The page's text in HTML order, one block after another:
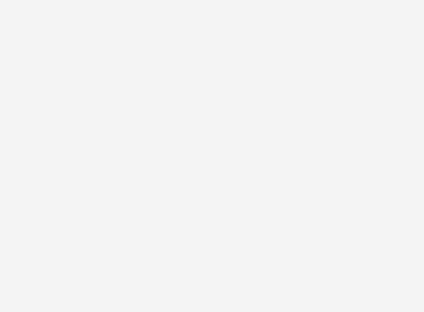
de comunicació per subjectes de totes les edats amb
són sinònims de frescor, alegria, salut,
només com a simulacre i està desconnectada de
només són algunes de les tècniques, com també
trobem aquells que tenen el “privilegi” de ser
sovint aquests subjectes viuen una
Enfrontar-se a la precarietat laboral, la manca
de ple dret. Des d’aquest punt de vista hi ha dues
i una altra, més precària, definida per l’edat del
ha una dislocació entre el subjecte representat i
d’una peça central. Una caixa de llum on es podia